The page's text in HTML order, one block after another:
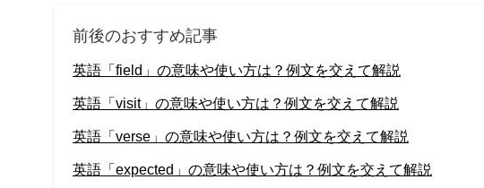
前後のおすすめ記事
英語「field」の意味や使い方は？例文を交えて解説
英語「visit」の意味や使い方は？例文を交えて解説
英語「verse」の意味や使い方は？例文を交えて解説
英語「expected」の意味や使い方は？例文を交えて解説